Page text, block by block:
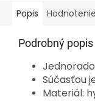
Popis Hodnotenie
Podrobný popis
Súčasťou
Materiál: